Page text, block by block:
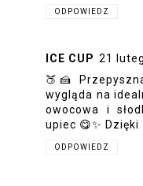
ODPOWIEDZ
ICE CUP 21
🍑🍰
wygląda na
owocowa i
upiec 😋✨
ODPOWIEDZ